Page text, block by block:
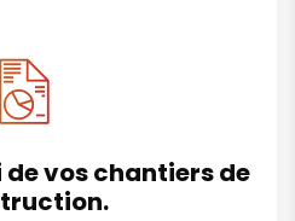
vos chantiers de